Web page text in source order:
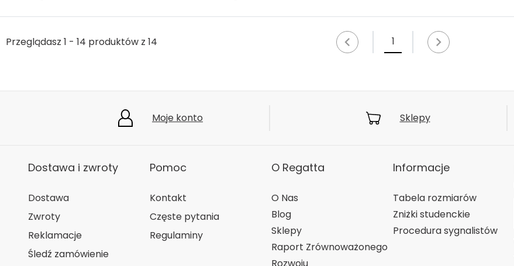
Przeglądasz 1 - 14 produktów z 14 1
Moje konto Sklepy
Dostawa i zwroty
Dostawa
Zwroty
Reklamacje
Śledź zamówienie
Pomoc
Kontakt
Częste pytania
Regulaminy
O Regatta
O Nas
Blog
Sklepy
Raport Zrównoważonego
Informacje
Tabela rozmiarów
Zniżki studenckie
Procedura sygnalistów